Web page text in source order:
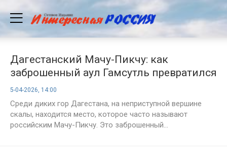
Дагестанский Мачу-Пикчу: как
заброшенный аул Гамсутль превратился
в город-призрак на вершине скалы?
5-04-2026, 14:00
Среди диких гор Дагестана, на неприступной вершине
скалы, находится место, которое часто называют
российским Мачу-Пикчу. Это заброшенный...